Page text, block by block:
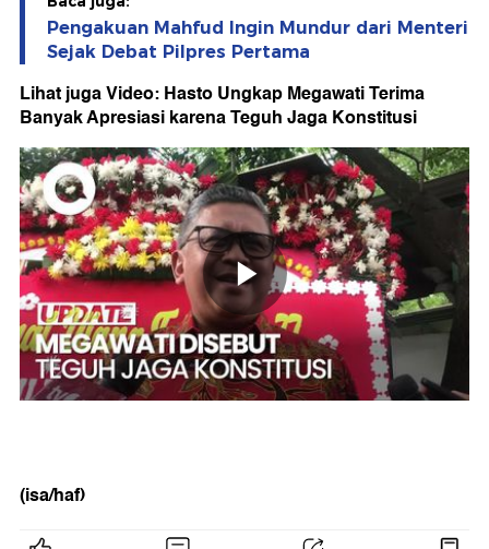
Pengakuan Mahfud Ingin Mundur dari Menteri
Sejak Debat Pilpres Pertama
Lihat juga Video: Hasto Ungkap Megawati Terima
Banyak Apresiasi karena Teguh Jaga Konstitusi
(isa/haf)